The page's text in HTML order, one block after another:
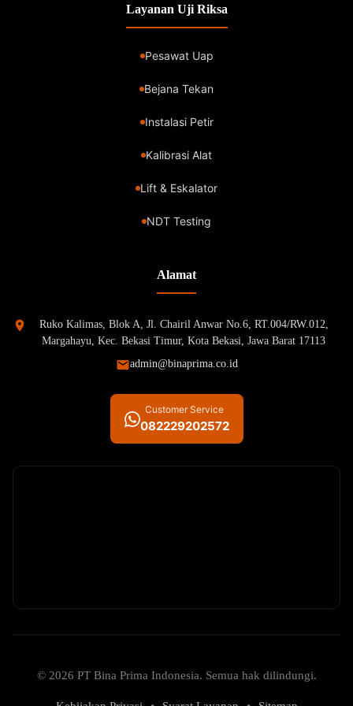
Layanan Uji Riksa
Pesawat Uap
Bejana Tekan
Instalasi Petir
Kalibrasi Alat
Lift & Eskalator
NDT Testing
Alamat
Ruko Kalimas, Blok A, Jl. Chairil Anwar No.6, RT.004/RW.012,
Margahayu, Kec. Bekasi Timur, Kota Bekasi, Jawa Barat 17113
admin@binaprima.co.id
Customer Service
082229202572
© 2026 PT Bina Prima Indonesia. Semua hak dilindungi.